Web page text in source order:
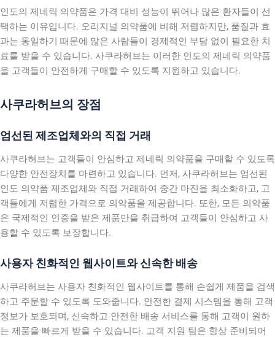
인도의 제네릭 의약품은 가격 대비 성능이 뛰어나 많은 환자들이 선
택하는 이유입니다. 오리지널 의약품에 비해 저렴하지만, 품질과 효
과는 동일하기 때문에 많은 사람들이 경제적인 부담 없이 필요한 치
료를 받을 수 있습니다. 사쿠라허브는 이러한 인도의 제네릭 의약품
을 고객들이 안전하게 구매할 수 있도록 지원하고 있습니다.
사쿠라허브의 장점
엄선된 제조업체와의 직접 거래
사쿠라허브는 고객들이 안심하고 제네릭 의약품을 구매할 수 있도록
다양한 안전장치를 마련하고 있습니다. 먼저, 사쿠라허브는 엄선된
인도 의약품 제조업체와 직접 거래하여 중간 마진을 최소화하고, 고
객들에게 저렴한 가격으로 의약품을 제공합니다. 또한, 모든 의약품
은 국제적인 인증을 받은 제품만을 취급하여 고객들이 안심하고 사
용할 수 있도록 보장합니다.
사용자 친화적인 웹사이트와 신속한 배송
사쿠라허브는 사용자 친화적인 웹사이트를 통해 손쉽게 제품을 검색
하고 주문할 수 있도록 도와줍니다. 안전한 결제 시스템을 통해 고객
정보가 보호되며, 신속하고 안전한 배송 서비스를 통해 고객이 원하
는 제품을 빠르게 받을 수 있습니다. 고객 지원 팀은 항상 준비되어